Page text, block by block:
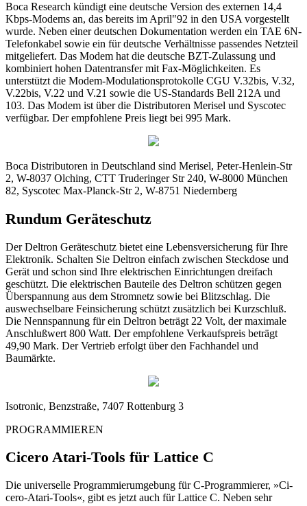
Boca Research kündigt eine deutsche Version des externen 14,4
Kbps-Modems an, das bereits im April"92 in den USA vorgestellt
wurde. Neben einer deutschen Dokumentation werden ein TAE 6N-
Telefonkabel sowie ein für deutsche Verhältnisse passendes Netzteil
mitgeliefert. Das Modem hat die deutsche BZT-Zulassung und
kombiniert hohen Datentransfer mit Fax-Möglichkeiten. Es
unterstützt die Modem-Modulationsprotokolle CGU V.32bis, V.32,
V.22bis, V.22 und V.21 sowie die US-Standards Bell 212A und
103. Das Modem ist über die Distributoren Merisel und Syscotec
verfügbar. Der empfohlene Preis liegt bei 995 Mark.
Boca Distributoren in Deutschland sind Merisel, Peter-Henlein-Str
2, W-8037 Olching, CTT Truderinger Str 240, W-8000 München
82, Syscotec Max-Planck-Str 2, W-8751 Niedernberg
Rundum Geräteschutz
Der Deltron Geräteschutz bietet eine Lebensversicherung für Ihre
Elektronik. Schalten Sie Deltron einfach zwischen Steckdose und
Gerät und schon sind Ihre elektrischen Einrichtungen dreifach
geschützt. Die elektrischen Bauteile des Deltron schützen gegen
Überspannung aus dem Stromnetz sowie bei Blitzschlag. Die
auswechselbare Feinsicherung schützt zusätzlich bei Kurzschluß.
Die Nennspannung für ein Deltron beträgt 22 Volt, der maximale
Anschlußwert 800 Watt. Der empfohlene Verkaufspreis beträgt
49,90 Mark. Der Vertrieb erfolgt über den Fachhandel und
Baumärkte.
Isotronic, Benzstraße, 7407 Rottenburg 3
PROGRAMMIEREN
Cicero Atari-Tools für Lattice C
Die universelle Programmierumgebung für C-Programmierer, »Ci-
cero-Atari-Tools«, gibt es jetzt auch für Lattice C. Neben sehr